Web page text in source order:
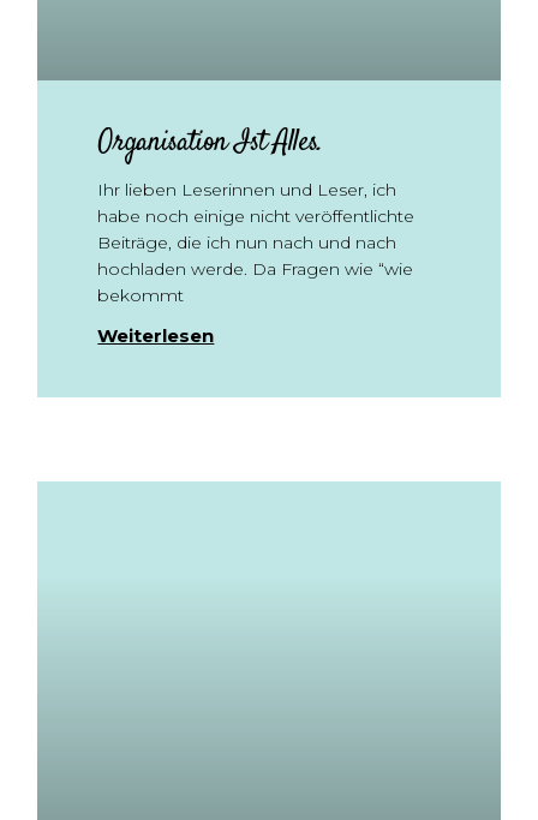
Organisation Ist Alles.
Ihr lieben Leserinnen und Leser, ich
habe noch einige nicht veröffentlichte
Beiträge, die ich nun nach und nach
hochladen werde. Da Fragen wie “wie
bekommt
Weiterlesen